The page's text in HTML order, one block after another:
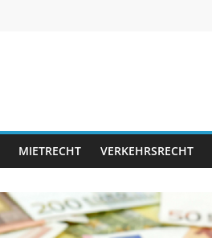
MIETRECHT VERKEHRSRECHT